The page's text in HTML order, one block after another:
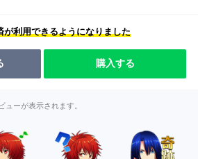
が利用できるようになりました
購入する
ューが表示されます。